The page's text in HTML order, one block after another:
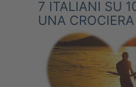
7 ITALIANI SU
UNA CROCIERA